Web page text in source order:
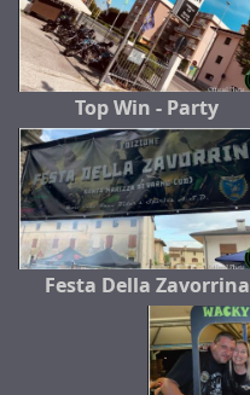
Top Win - Party
Festa Della Zavorrina